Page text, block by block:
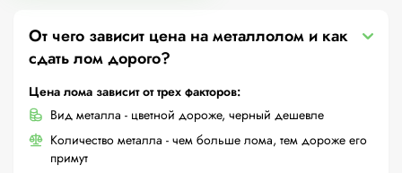
От чего зависит цена на металлолом и как
сдать лом дорого?
Цена лома зависит от трех факторов:
Вид металла - цветной дороже, черный дешевле
Количество металла - чем больше лома, тем дороже его
примут